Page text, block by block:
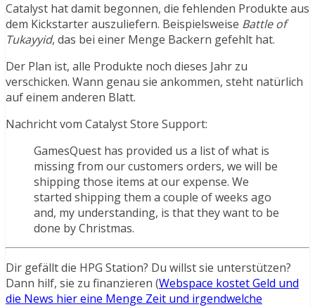
Catalyst hat damit begonnen, die fehlenden Produkte aus
dem Kickstarter auszuliefern. Beispielsweise Battle of
Tukayyid, das bei einer Menge Backern gefehlt hat.
Der Plan ist, alle Produkte noch dieses Jahr zu
verschicken. Wann genau sie ankommen, steht natürlich
auf einem anderen Blatt.
Nachricht vom Catalyst Store Support:
GamesQuest has provided us a list of what is
missing from our customers orders, we will be
shipping those items at our expense. We
started shipping them a couple of weeks ago
and, my understanding, is that they want to be
done by Christmas.
Dir gefällt die HPG Station? Du willst sie unterstützen?
Dann hilf, sie zu finanzieren (Webspace kostet Geld und
die News hier eine Menge Zeit und irgendwelche